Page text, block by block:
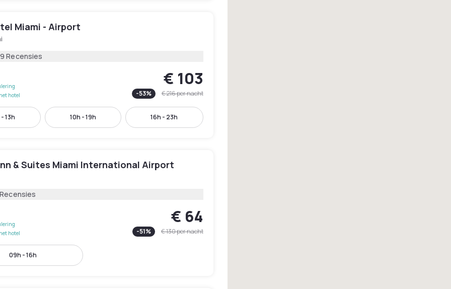
Miami - Airport
Recensies
hotel
€ 103
-53% € 216per nacht
13h 10h - 19h 16h - 23h
& Suites Miami International Airport
hotel
€ 64
-51% € 130per nacht
09h - 16h